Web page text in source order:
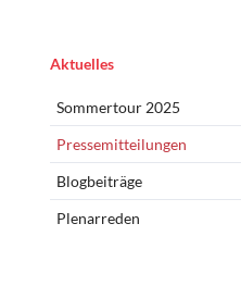
Navigation
Aktuelles
Sommertour 2025
Pressemitteilungen
Blogbeiträge
Plenarreden